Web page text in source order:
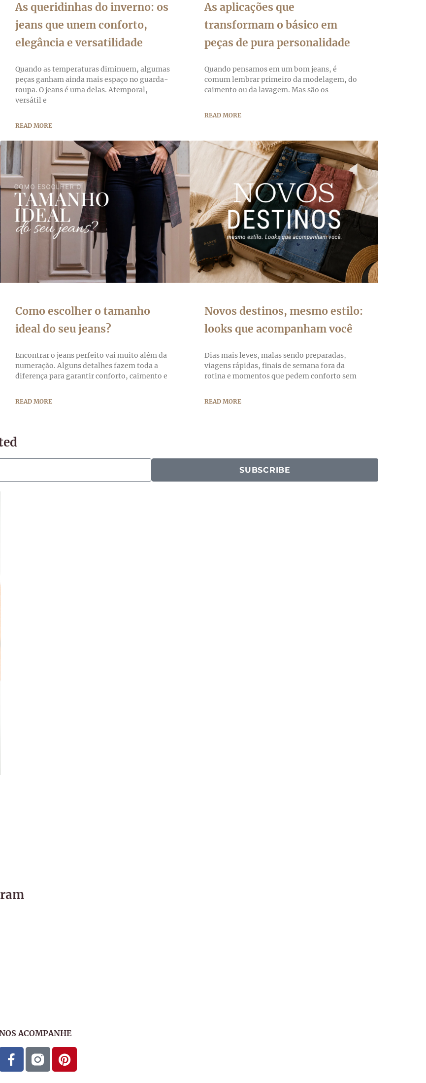
As queridinhas do inverno: os
jeans que unem conforto,
elegância e versatilidade
Quando as temperaturas diminuem, algumas
peças ganham ainda mais espaço no guarda-
roupa. O jeans é uma delas. Atemporal,
versátil e
READ MORE
As aplicações que
transformam o básico em
peças de pura personalidade
Quando pensamos em um bom jeans, é
comum lembrar primeiro da modelagem, do
caimento ou da lavagem. Mas são os
READ MORE
Como escolher o tamanho
ideal do seu jeans?
Encontrar o jeans perfeito vai muito além da
numeração. Alguns detalhes fazem toda a
diferença para garantir conforto, caimento e
READ MORE
Novos destinos, mesmo estilo:
looks que acompanham você
Dias mais leves, malas sendo preparadas,
viagens rápidas, finais de semana fora da
rotina e momentos que pedem conforto sem
READ MORE
SUBSCRIBE
ACOMPANHE